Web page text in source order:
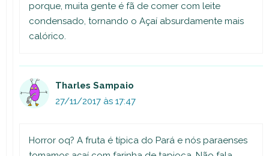
porque, muita gente é fã de comer com leite
condensado, tornando o Açaí absurdamente mais
calórico.
Tharles Sampaio
27/11/2017 às 17:47
Horror oq? A fruta é típica do Pará e nós paraenses